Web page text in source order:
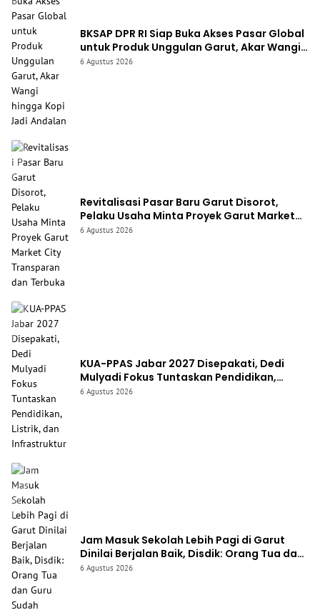
BKSAP DPR RI Siap Buka Akses Pasar Global
untuk Produk Unggulan Garut, Akar Wangi
hingga Kopi Jadi Andalan
6 Agustus 2026
Revitalisasi Pasar Baru Garut Disorot,
Pelaku Usaha Minta Proyek Garut Market
City Transparan dan Terbuka
6 Agustus 2026
KUA-PPAS Jabar 2027 Disepakati, Dedi
Mulyadi Fokus Tuntaskan Pendidikan,
Listrik, dan Infrastruktur
6 Agustus 2026
Jam Masuk Sekolah Lebih Pagi di Garut
Dinilai Berjalan Baik, Disdik: Orang Tua dan
Guru Sudah Menyesuaikan
6 Agustus 2026